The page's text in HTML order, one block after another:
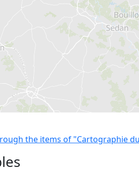
the items of "Cartographie